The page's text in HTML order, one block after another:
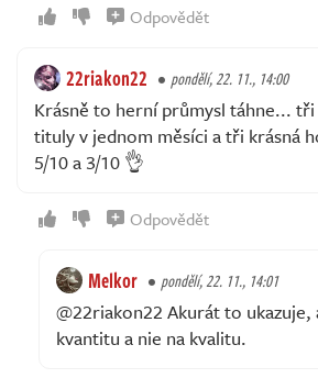
Odpovědět
22riakon22 pondělí, 22. 11., 14:00
Krásně to herní průmysl táhne...
tituly v jednom měsíci a tři krásná
5/10 a 3/10 👌
Odpovědět
Melkor pondělí, 22. 11., 14:01
@22riakon22 Akurát to ukazuje,
kvantitu a nie na kvalitu.